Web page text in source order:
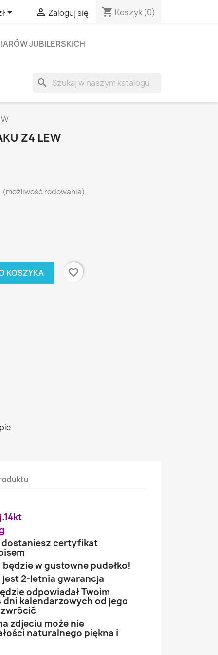
  Zaloguj się shopping_cart Koszyk (0)
JUBILERSKICH
search
Z4 LEW
(możliwość rodowania)
KOSZYKA favorite_border
dostaniesz certyfikat
w gustowne pudełko!
2-letnia gwarancja
odpowiadał Twoim
dni kalendarzowych od jego
zdjeciu może nie
naturalnego piękna i